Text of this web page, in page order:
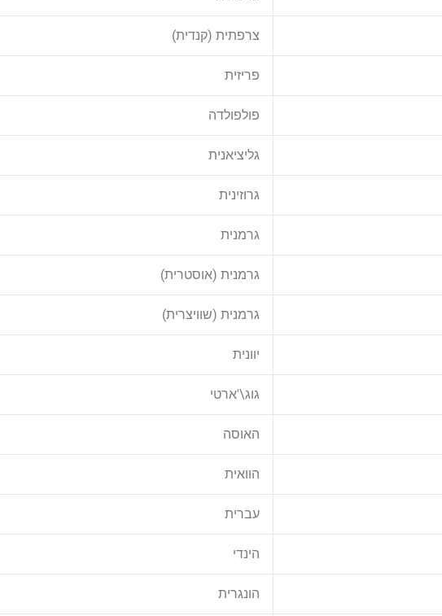
צרפתית (קנדית)
פריזית
פולפולדה
גליציאנית
גרוזינית
גרמנית
גרמנית (אוסטרית)
גרמנית (שוויצרית)
יוונית
גוג\'ארטי
האוסה
הוואית
עברית
הינדי
הונגרית